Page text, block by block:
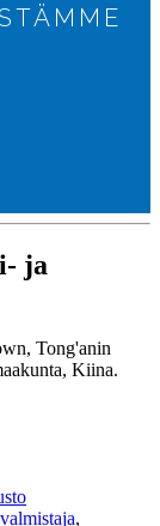
ja
Tong'anin
Kiina.
,